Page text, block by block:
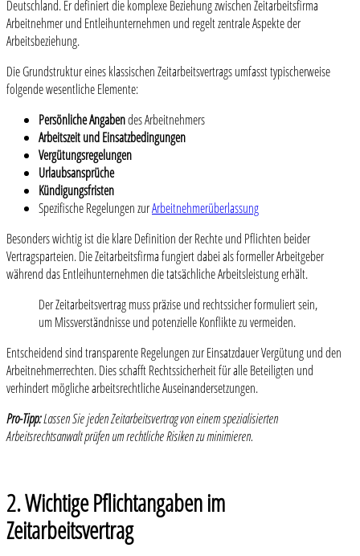
Deutschland. Er definiert die komplexe Beziehung zwischen Zeitarbeitsfirma
Arbeitnehmer und Entleihunternehmen und regelt zentrale Aspekte der
Arbeitsbeziehung.
Die Grundstruktur eines klassischen Zeitarbeitsvertrags umfasst typischerweise
folgende wesentliche Elemente:
Persönliche Angabendes Arbeitnehmers
Arbeitszeit und Einsatzbedingungen
Vergütungsregelungen
Urlaubsansprüche
Kündigungsfristen
Spezifische Regelungen zurArbeitnehmerüberlassung
Besonders wichtig ist die klare Definition der Rechte und Pflichten beider
Vertragsparteien. Die Zeitarbeitsfirma fungiert dabei als formeller Arbeitgeber
während das Entleihunternehmen die tatsächliche Arbeitsleistung erhält.
Der Zeitarbeitsvertrag muss präzise und rechtssicher formuliert sein,
um Missverständnisse und potenzielle Konflikte zu vermeiden.
Entscheidend sind transparente Regelungen zur Einsatzdauer Vergütung und den
Arbeitnehmerrechten. Dies schafft Rechtssicherheit für alle Beteiligten und
verhindert mögliche arbeitsrechtliche Auseinandersetzungen.
Pro-Tipp:Lassen Sie jeden Zeitarbeitsvertrag von einem spezialisierten
Arbeitsrechtsanwalt prüfen um rechtliche Risiken zu minimieren.
2. Wichtige Pflichtangaben im
Zeitarbeitsvertrag